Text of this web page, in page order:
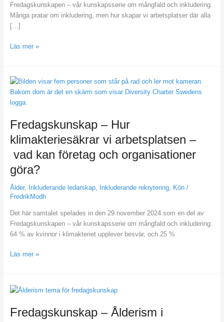
Fredagskunskapen – vår kunskapsserie om mångfald och inkludering.
Många pratar om inkludering, men hur skapar vi arbetsplatser där alla
[…]
Läs mer »
Fredagskunskap – Hur
klimakteriesäkrar vi arbetsplatsen –
vad kan företag och organisationer
göra?
Ålder, Inkluderande ledarskap, Inkluderande rekrytering, Kön/
FredrikModh
Det här samtalet spelades in den 29 november 2024 som en del av
Fredagskunskapen – vår kunskapsserie om mångfald och inkludering.
64 % av kvinnor i klimakteriet upplever besvär, och 25 %
Fredagskunskap –
Hur
klimakteriesäkrar
arbetsplatsen –
vad
kan
företag
och
organisationer
göra?
Läs mer »
Fredagskunskap – Ålderism i
Fredagskunskap –
arbetslivet –